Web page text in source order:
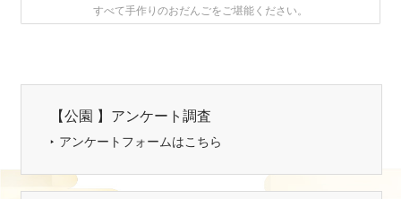
すべて手作りのおだんごをご堪能ください。
【公園 】アンケート調査
アンケートフォームはこちら